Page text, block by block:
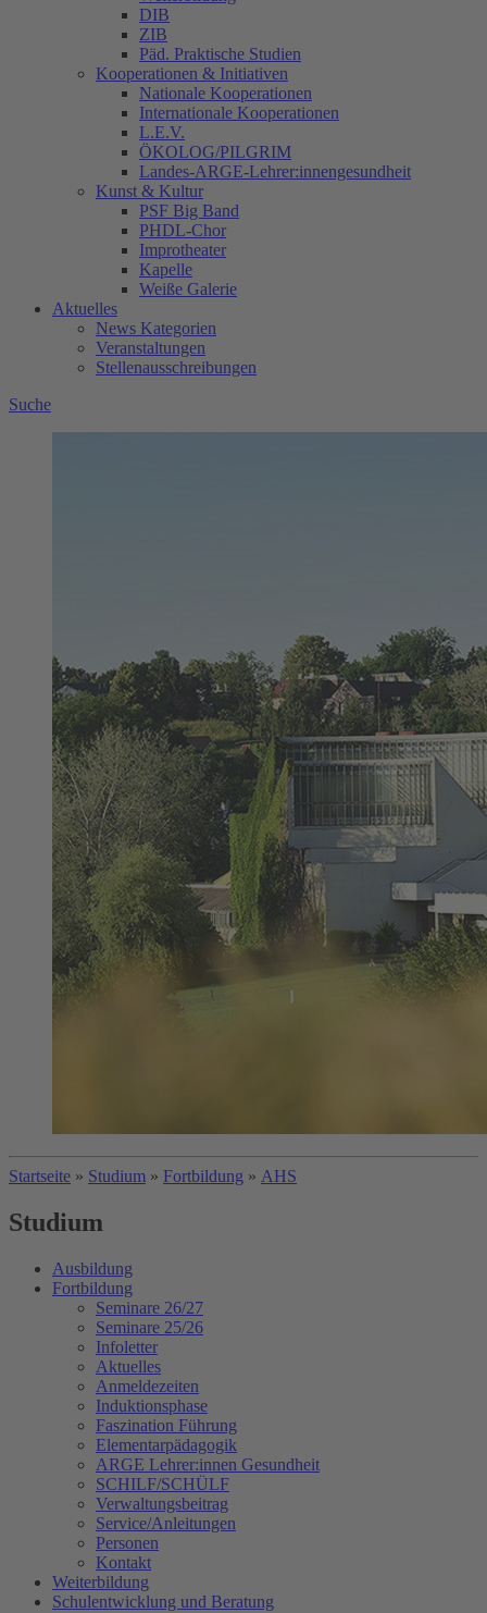
DIB
ZIB
Päd. Praktische Studien
Kooperationen & Initiativen
Nationale Kooperationen
Internationale Kooperationen
L.E.V.
ÖKOLOG/PILGRIM
Landes-ARGE-Lehrer:innengesundheit
Kunst & Kultur
PSF Big Band
PHDL-Chor
Improtheater
Kapelle
Weiße Galerie
Aktuelles
News Kategorien
Veranstaltungen
Stellenausschreibungen
Suche
Startseite » Studium » Fortbildung » AHS
Studium
Ausbildung
Fortbildung
Seminare 26/27
Seminare 25/26
Infoletter
Aktuelles
Anmeldezeiten
Induktionsphase
Faszination Führung
Elementarpädagogik
ARGE Lehrer:innen Gesundheit
SCHILF/SCHÜLF
Verwaltungsbeitrag
Service/Anleitungen
Personen
Kontakt
Weiterbildung
Schulentwicklung und Beratung